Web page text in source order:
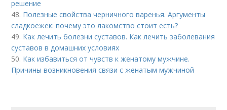
решение
48. Полезные свойства черничного варенья. Аргументы
сладкоежек: почему это лакомство стоит есть?
49. Как лечить болезни суставов. Как лечить заболевания
суставов в домашних условиях
50. Как избавиться от чувств к женатому мужчине.
Причины возникновения связи с женатым мужчиной